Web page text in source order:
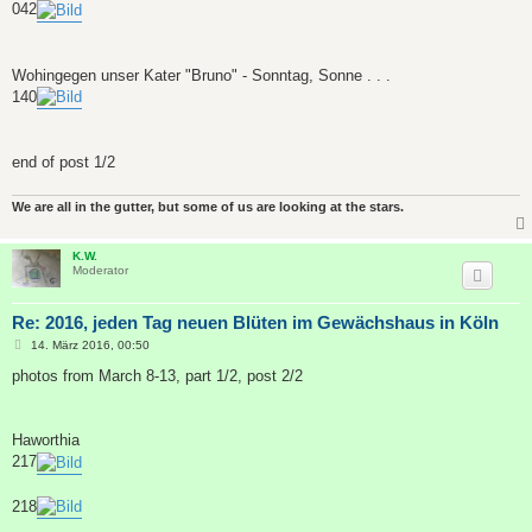
042
Wohingegen unser Kater "Bruno" - Sonntag, Sonne . . .
140
end of post 1/2
We are all in the gutter, but some of us are looking at the stars.
K.W.
Moderator
Re: 2016, jeden Tag neuen Blüten im Gewächshaus in Köln
B
i
14. März 2016, 00:50
photos from March 8-13, part 1/2, post 2/2
Haworthia
217
218